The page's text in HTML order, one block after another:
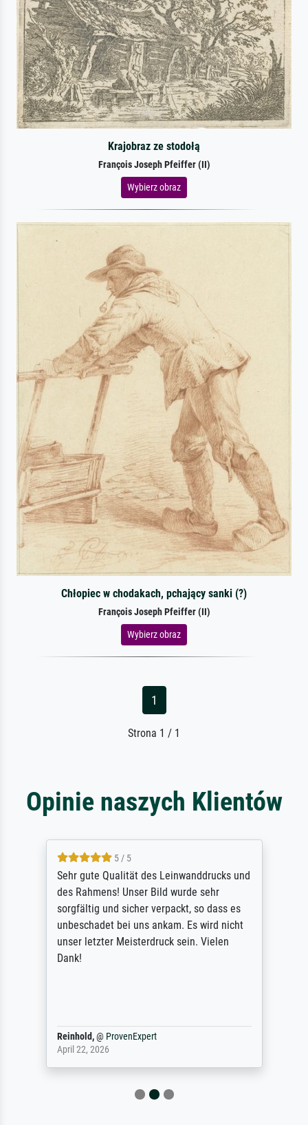
Krajobraz ze stodołą
François Joseph Pfeiffer (II)
Wybierz obraz
Chłopiec w chodakach, pchający sanki (?)
François Joseph Pfeiffer (II)
Wybierz obraz
1
Strona 1 / 1
Opinie naszych Klientów
5 / 5
Sehr gute Qualität des Leinwanddrucks und
des Rahmens! Unser Bild wurde sehr
sorgfältig und sicher verpackt, so dass es
unbeschadet bei uns ankam. Es wird nicht
unser letzter Meisterdruck sein. Vielen
Dank!
Reinhold,@ ProvenExpert
April 22, 2026